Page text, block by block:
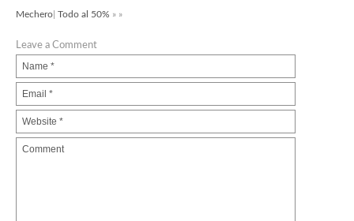
Mechero Todo al 50% » »
Leave a Comment